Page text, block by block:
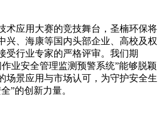
术应用大赛的竞技舞台，圣楠环保将
兴、海康等国内头部企业、高校及权
受行业专家的严格评审。我们期
业安全管理监测预警系统”能够脱颖
场景应用与市场认可，为守护安全生
”的创新力量。